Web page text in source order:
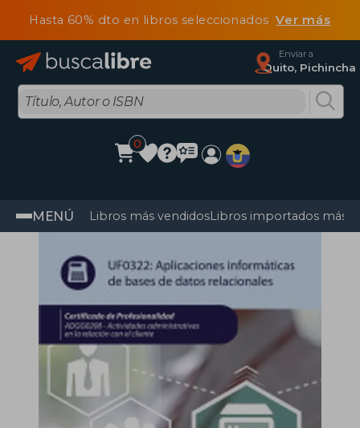
Hasta 60% dto en libros seleccionadosVer más
Enviar a
Quito, Pichincha
0
MENÚ Libros más vendidosLibros importados más